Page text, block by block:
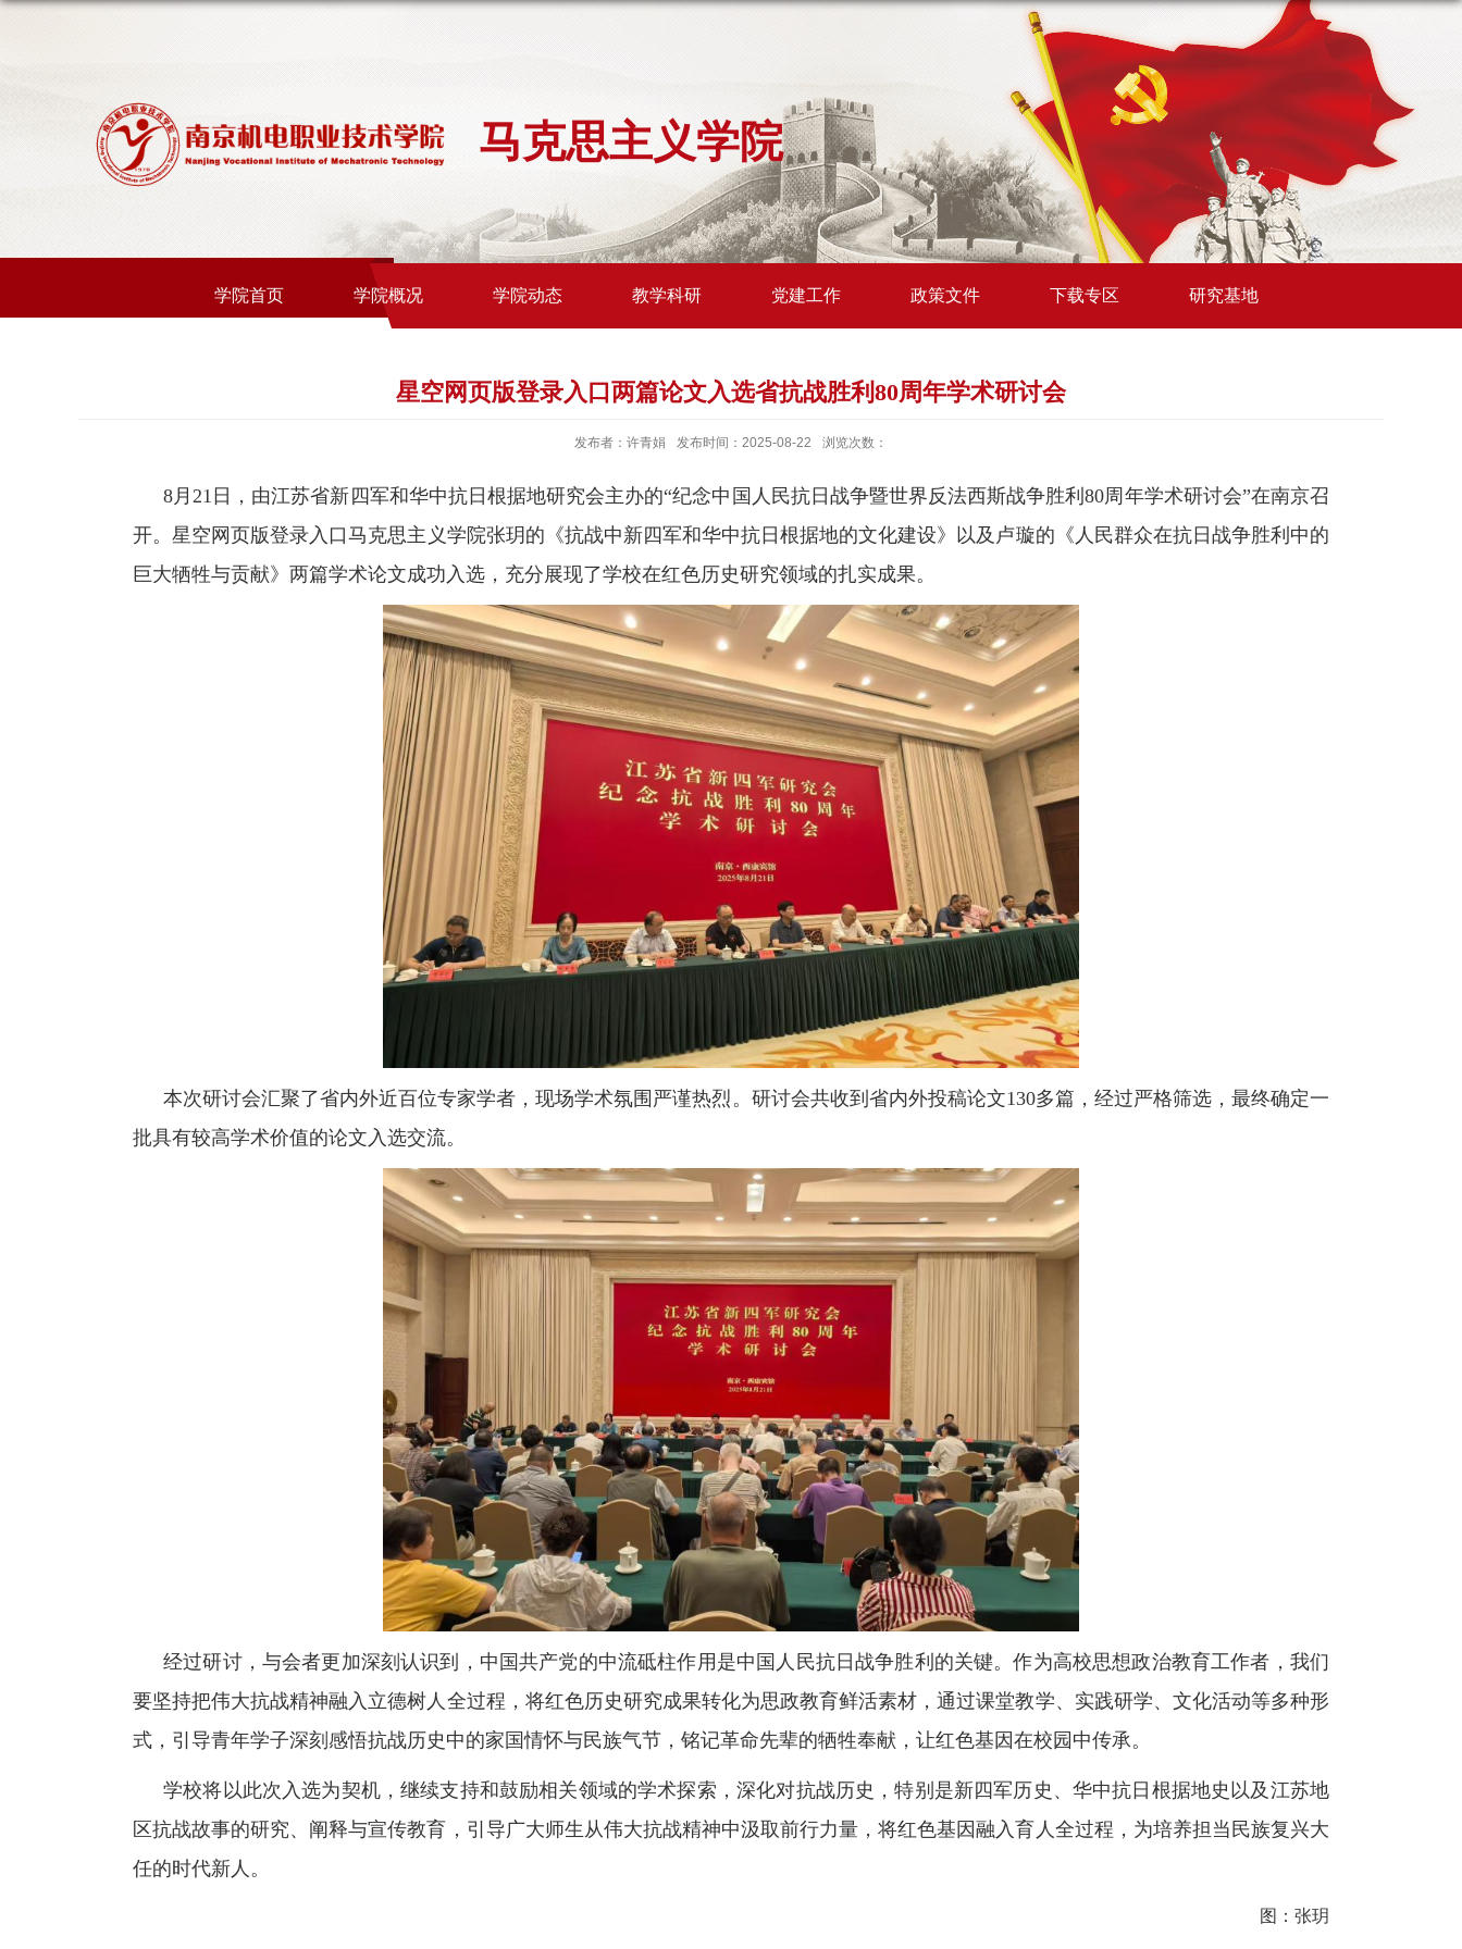
马克思主义学院
学院首页 学院概况 学院动态 教学科研 党建工作 政策文件 下载专区 研究基地
星空网页版登录入口两篇论文入选省抗战胜利80周年学术研讨会
发布者：许青娟 发布时间：2025-08-22 浏览次数：
8月21 日，由江苏省新四军和华中抗日根据地研究会主办的“纪念中国人民抗日战争暨世界反法西斯战争胜利80周年学术研讨会”在南京召
开。星空网页版登录入口马克思主义学院张玥的 《抗战中新四军和华中抗日根据地的文化建设》 以及卢璇的 《人民群众在抗日战争胜利中的
巨大牺牲与贡献》 两篇学术论文成功入选，充分展现了学校在红色历史研究领域的扎实成果。
本次研讨会汇聚了省内外近百位专家学者，现场学术氛围严谨热烈。研讨会共收到省内外投稿论文130多篇，经过严格筛选，最终确定一
批具有较高学术价值的论文入选交流。
经过研讨，与会者更加深刻认识到，中国共产党的中流砥柱作用是中国人民抗日战争胜利的关键。作为高校思想政治教育工作者，我们
要坚持把伟大抗战精神融入立德树人全过程，将红色历史研究成果转化为思政教育鲜活素材，通过课堂教学、实践研学、文化活动等多种形
式，引导青年学子深刻感悟抗战历史中的家国情怀与民族气节，铭记革命先辈的牺牲奉献，让红色基因在校园中传承。
学校将以此次入选为契机，继续支持和鼓励相关领域的学术探索，深化对抗战历史，特别是新四军历史、华中抗日根据地史以及江苏地
区抗战故事的研究、阐释与宣传教育，引导广大师生从伟大抗战精神中汲取前行力量，将红色基因融入育人全过程，为培养担当民族复兴大
任的时代新人。
图：张玥